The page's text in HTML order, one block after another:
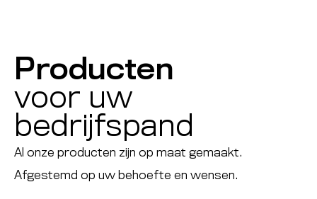
Producten
voor uw
bedrijfspand
Al onze producten zijn op maat gemaakt.
Afgestemd op uw behoefte en wensen.